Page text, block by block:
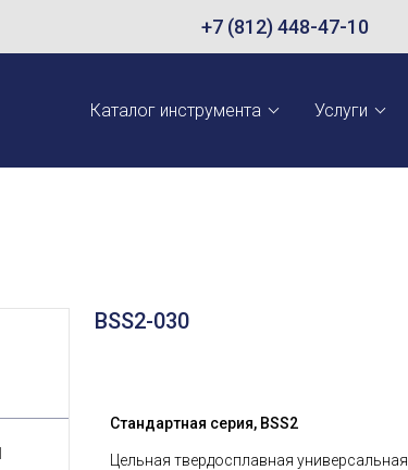
+7 (812) 448-47-10
Каталог инструмента Услуги
BSS2-030
Стандартная серия, BSS2
Цельная твердосплавная универсальная